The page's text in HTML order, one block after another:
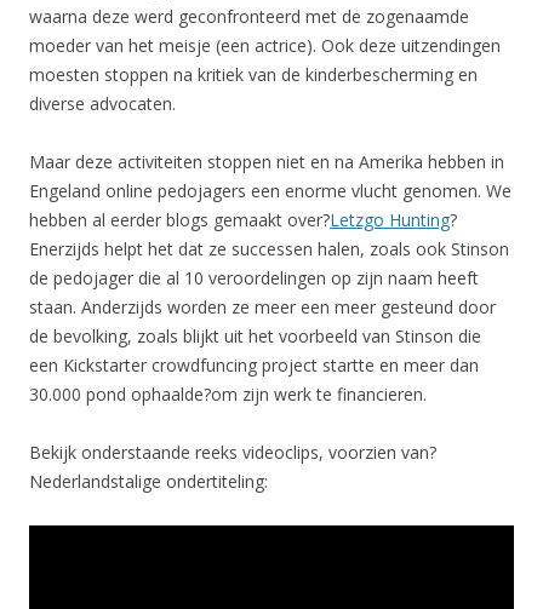
waarna deze werd geconfronteerd met de zogenaamde
moeder van het meisje (een actrice). Ook deze uitzendingen
moesten stoppen na kritiek van de kinderbescherming en
diverse advocaten.
Maar deze activiteiten stoppen niet en na Amerika hebben in
Engeland online pedojagers een enorme vlucht genomen. We
hebben al eerder blogs gemaakt over?Letzgo Hunting?
Enerzijds helpt het dat ze successen halen, zoals ook Stinson
de pedojager die al 10 veroordelingen op zijn naam heeft
staan. Anderzijds worden ze meer een meer gesteund door
de bevolking, zoals blijkt uit het voorbeeld van Stinson die
een Kickstarter crowdfuncing project startte en meer dan
30.000 pond ophaalde?om zijn werk te financieren.
Bekijk onderstaande reeks videoclips, voorzien van?
Nederlandstalige ondertiteling: